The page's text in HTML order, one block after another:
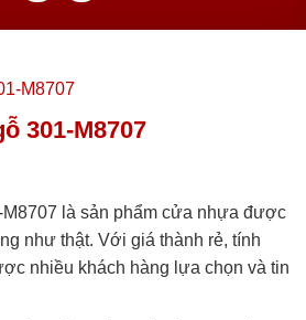
301-M8707
là sản phẩm cửa nhựa được
như thật. Với giá thành rẻ, tính
nhiều khách hàng lựa chọn và tin